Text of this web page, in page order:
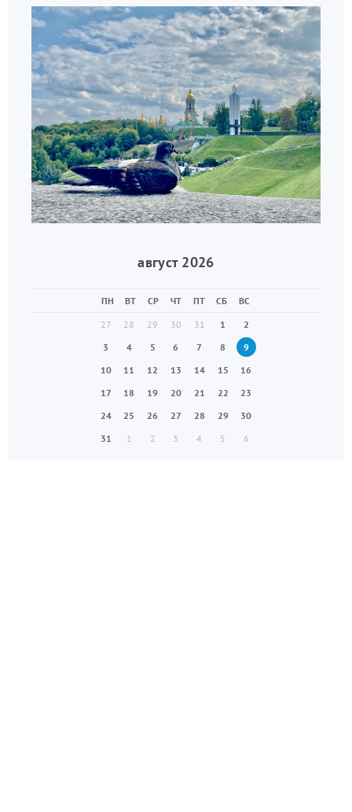
август 2026
ПН ВТ СР ЧТ ПТ СБ
ВС
27
28 29 30 31 1
2
3
4 5 6 7 8
9
10
11 12 13 14 15
16
17
18 19 20 21 22
23
24
25 26 27 28 29
30
31
1 2 3 4 5 6